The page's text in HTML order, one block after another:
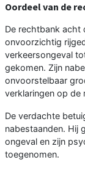
Oordeel van de
De rechtbank acht
onvoorzichtig
verkeersongeval
gekomen. Zijn
onvoorstelbaar
verklaringen op de
De verdachte
nabestaanden. Hij
ongeval en zijn
toegenomen.